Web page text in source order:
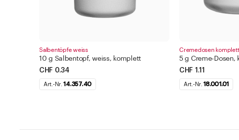
Salbentöpfe weiss
10 g Salbentopf, weiss, komplett
CHF 0.34
Art.-Nr.14.357.40
Cremedosen komplett
5 g Creme-Dosen,
CHF 1.11
Art.-Nr.18.001.01